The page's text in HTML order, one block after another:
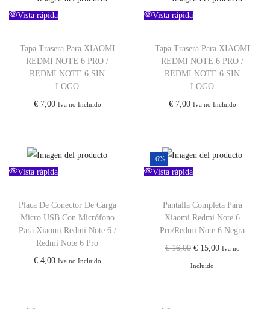
Vista rápida
Tapa Trasera Para XIAOMI
REDMI NOTE 6 PRO /
REDMI NOTE 6 SIN
LOGO
€7,00 Iva no Incluido
Vista rápida
Tapa Trasera Para XIAOMI
REDMI NOTE 6 PRO /
REDMI NOTE 6 SIN
LOGO
€7,00 Iva no Incluido
Vista rápida
Placa De Conector De Carga
Micro USB Con Micrófono
Para Xiaomi Redmi Note 6 /
Redmi Note 6 Pro
€4,00 Iva no Incluido
-6%
Vista rápida
Pantalla Completa Para
Xiaomi Redmi Note 6
Pro/Redmi Note 6 Negra
€16,00 E
l
€15,00EIva no
Incluido